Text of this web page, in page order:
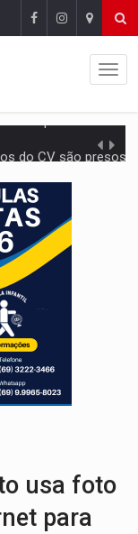
CV são presos com armas e drogas
As Marias Somos Nós será
de motocicleta em frente
anos de emancipação com
presença de plástico ou
e atacam casal de idosos
apreendem cerca de 1kg de
escolhe Alfredo Gaspar como vice, alvo de
usa foto
para